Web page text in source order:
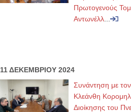
Πρωτογενούς
Αντωνέλλ...
11 ΔΕΚΕΜΒΡΙΟΥ 2024
Συνάντηση με
Κλεάνθη
Διοίκησης του